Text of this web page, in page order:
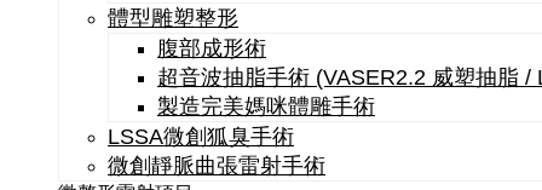
體型雕塑整形
腹部成形術
超音波抽脂手術 (VASER2.2 威塑抽脂 /
製造完美媽咪體雕手術
LSSA微創狐臭手術
微創靜脈曲張雷射手術